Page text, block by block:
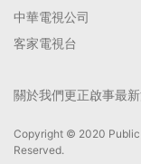
中華電視公司
客家電視台
關於我們更正啟事最
Copyright © 2020 Public
Reserved.